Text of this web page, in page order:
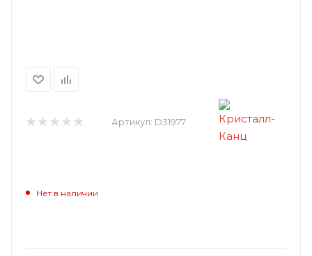
Артикул: D31977
Нет в наличии